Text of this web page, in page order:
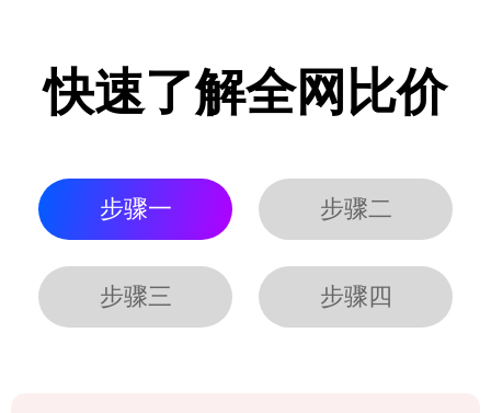
快速了解全网比价
步骤一 步骤二
步骤三 步骤四